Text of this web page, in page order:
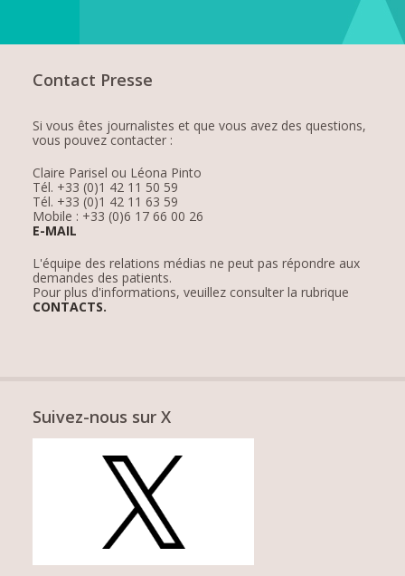
Contact Presse
Si vous êtes journalistes et que vous avez des questions,
vous pouvez contacter :
Claire Parisel ou Léona Pinto
Tél. +33 (0)1 42 11 50 59
Tél. +33 (0)1 42 11 63 59
Mobile : +33 (0)6 17 66 00 26
E-MAIL
L'équipe des relations médias ne peut pas répondre aux
demandes des patients.
Pour plus d'informations, veuillez consulter la rubrique
CONTACTS.
Suivez-nous sur X